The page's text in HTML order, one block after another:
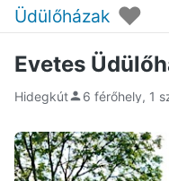
Üdülőházak ♥
Evetes
Hidegkút 6 férőhely, 1